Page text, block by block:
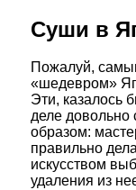
Суши в
Пожалуй,
«шедевром»
Эти, казалось
деле довольно
образом:
правильно
искусством
удаления из